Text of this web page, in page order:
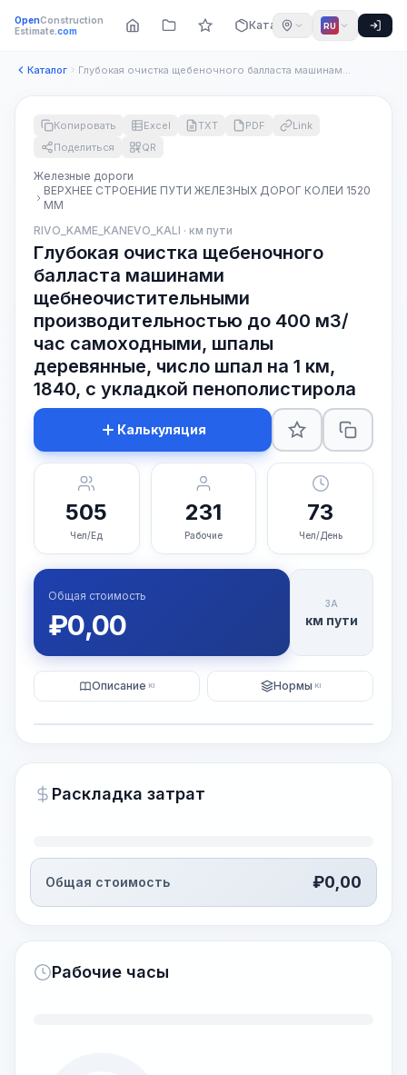
OpenConstruction
Estimate.com Каталог RU
Каталог Глубокая очистка щебеночного балласта машинами щебнеочистите...
~15-30 Sek.
Копировать Excel TXT PDF
Link
Поделиться
QR
Железные дороги
ВЕРХНЕЕ СТРОЕНИЕ ПУТИ ЖЕЛЕЗНЫХ ДОРОГ КОЛЕИ 1520
ММ
RIVO_KAME_KANEVO_KALI · км пути
Глубокая очистка щебеночного
балласта машинами
щебнеочистительными
производительностью до 400 м3/
час самоходными, шпалы
деревянные, число шпал на 1 км,
1840, с укладкой пенополистирола
Калькуляция
505
Чел/Ед
231
Рабочие
73
Чел/День
Общая стоимость
₽0,00
ЗА
км пути
Описание KI Нормы KI
Раскладка затрат
Общая стоимость ₽0,00
Рабочие часы